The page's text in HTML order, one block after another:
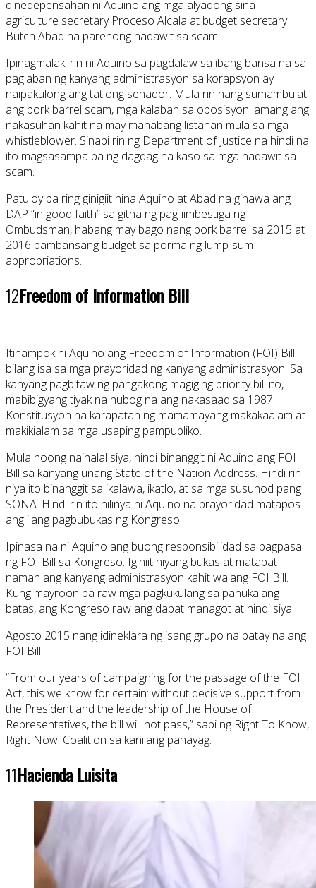
dinedepensahan ni Aquino ang mga alyadong sina
agriculture secretary Proceso Alcala at budget secretary
Butch Abad na parehong nadawit sa scam.
Ipinagmalaki rin ni Aquino sa pagdalaw sa ibang bansa na sa
paglaban ng kanyang administrasyon sa korapsyon ay
naipakulong ang tatlong senador. Mula rin nang sumambulat
ang pork barrel scam, mga kalaban sa oposisyon lamang ang
nakasuhan kahit na may mahabang listahan mula sa mga
whistleblower. Sinabi rin ng Department of Justice na hindi na
ito magsasampa pa ng dagdag na kaso sa mga nadawit sa
scam.
Patuloy pa ring ginigiit nina Aquino at Abad na ginawa ang
DAP “in good faith” sa gitna ng pag-iimbestiga ng
Ombudsman, habang may bago nang pork barrel sa 2015 at
2016 pambansang budget sa porma ng lump-sum
appropriations.
12Freedom of Information Bill
Itinampok ni Aquino ang Freedom of Information (FOI) Bill
bilang isa sa mga prayoridad ng kanyang administrasyon. Sa
kanyang pagbitaw ng pangakong magiging priority bill ito,
mabibigyang tiyak na hubog na ang nakasaad sa 1987
Konstitusyon na karapatan ng mamamayang makakaalam at
makikialam sa mga usaping pampubliko.
Mula noong naihalal siya, hindi binanggit ni Aquino ang FOI
Bill sa kanyang unang State of the Nation Address. Hindi rin
niya ito binanggit sa ikalawa, ikatlo, at sa mga susunod pang
SONA. Hindi rin ito nilinya ni Aquino na prayoridad matapos
ang ilang pagbubukas ng Kongreso.
Ipinasa na ni Aquino ang buong responsibilidad sa pagpasa
ng FOI Bill sa Kongreso. Iginiit niyang bukas at matapat
naman ang kanyang administrasyon kahit walang FOI Bill.
Kung mayroon pa raw mga pagkukulang sa panukalang
batas, ang Kongreso raw ang dapat managot at hindi siya.
Agosto 2015 nang idineklara ng isang grupo na patay na ang
FOI Bill.
“From our years of campaigning for the passage of the FOI
Act, this we know for certain: without decisive support from
the President and the leadership of the House of
Representatives, the bill will not pass,” sabi ng Right To Know,
Right Now! Coalition sa kanilang pahayag.
11Hacienda Luisita